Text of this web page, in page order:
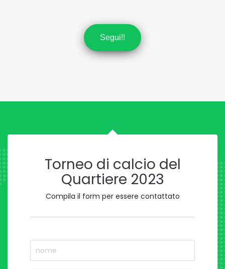
Segui!!
Torneo di calcio del
Quartiere 2023
Compila il form per essere contattato